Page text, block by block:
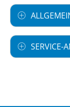
SERVICE-